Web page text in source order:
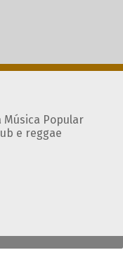
Popular
e reggae